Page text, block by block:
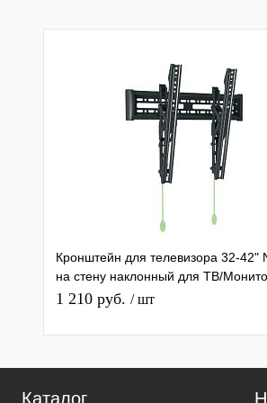
Кронштейн для телевизора 32-42"
на стену наклонный для ТВ/
30кг
1 210 руб. / шт
Каталог